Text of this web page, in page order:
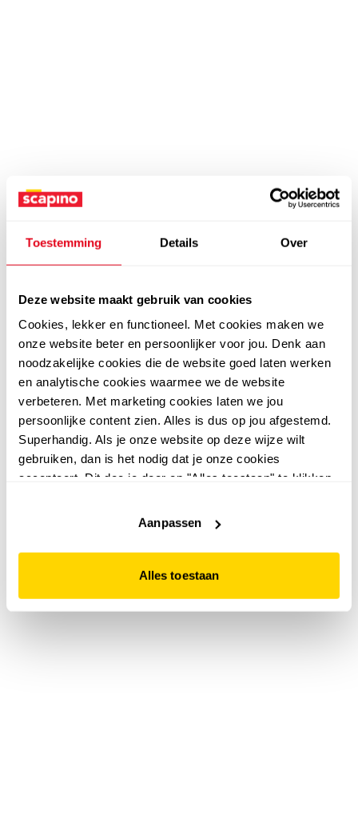
Toestemming Details Over
Deze website maakt gebruik van cookies
Cookies, lekker en functioneel. Met cookies maken we
onze website beter en persoonlijker voor jou. Denk aan
noodzakelijke cookies die de website goed laten werken
en analytische cookies waarmee we de website
verbeteren. Met marketing cookies laten we jou
persoonlijke content zien. Alles is dus op jou afgestemd.
Superhandig. Als je onze website op deze wijze wilt
gebruiken, dan is het nodig dat je onze cookies
accepteert. Dit doe je door op "Alles toestaan" te klikken.
website niet optimaal functioneert.
Aanpassen
Alles toestaan